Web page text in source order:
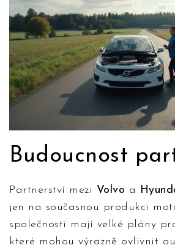
Budoucnost
Partnerství mezi Volvo a
jen na současnou produkci
společnosti mají velké plány
které mohou výrazně ovlivnit